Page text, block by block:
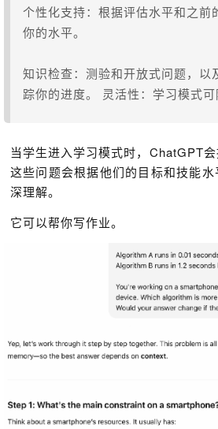
个性化支持：根据评估水平和之前
你的水平。
知识检查：测验和开放式问题，以
踪你的进度。 灵活性：学习模式可
当学生进入学习模式时，ChatGPT会
这些问题会根据他们的目标和技能
深理解。
它可以帮你写作业。